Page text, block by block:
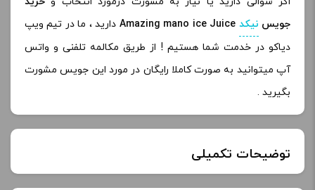
جویس نیکد
دارید ، ما در تیم ویپ
دیاکو در خدمت شما هستیم ! از طریق مکالمه تلفنی و واتس
آپ میتوانید به صورت کاملا رایگان در مورد این جویس مشورت
بگیرید .
توضیحات تکمیلی